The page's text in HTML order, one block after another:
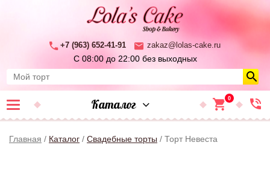
+7 (963) 652-41-91 zakaz@lolas-cake.ru
С 08:00 до 22:00 без выходных
Каталог 0
Главная / Каталог / Свадебные торты / Торт Невеста